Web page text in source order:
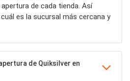
de cada tienda. Así
es la sucursal más cercana y
de Quiksilver en